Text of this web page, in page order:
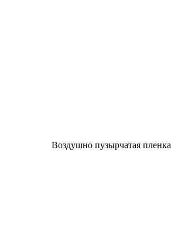
Воздушно пузырчатая пленка